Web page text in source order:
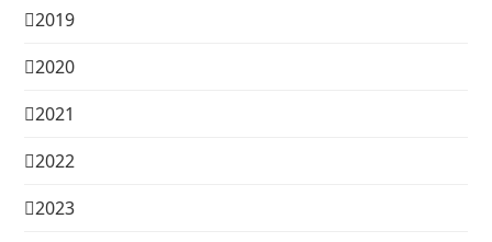
2019
2020
2021
2022
2023